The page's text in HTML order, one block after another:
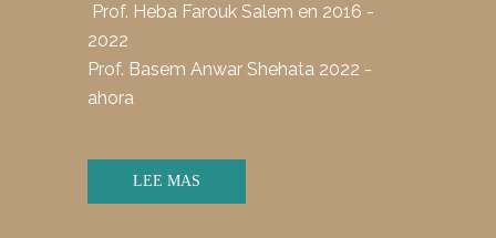
Prof. Heba Farouk Salem en 2016 -
2022
Prof. Basem Anwar Shehata 2022 -
ahora
LEE MAS